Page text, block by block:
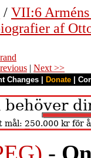
/ VII:6
af
| Next >>
Changes Donate